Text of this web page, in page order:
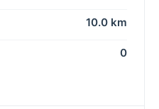
10.0 km
0